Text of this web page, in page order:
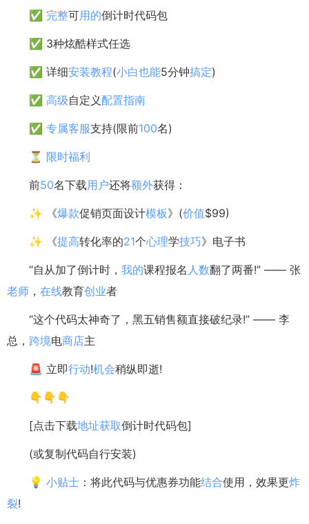
✅ 完整可用的倒计时代码包
✅ 3种炫酷样式任选
✅ 详细安装教程(小白也能5分钟搞定)
✅ 高级自定义 配置指南
✅ 专属客服支持(限前100名)
⏳ 限时福利
前50名下载用户还将额外获得：
✨ 《爆款促销页面设计模板》(价值$99)
✨ 《提高转化率的21个心理学技巧》电子书
“自从加了倒计时， 我的课程报名 人数翻了两番!” —— 张
老师 ， 在线教育创业者
“这个代码太神奇了，黑五销售额直接破纪录!” —— 李
总， 跨境电商店主
🚨 立即行动!机会稍纵即逝!
👇👇👇
[点击下载地址获取倒计时代码包]
(或复制代码自行安装)
💡 小贴士 ：将此代码与优惠券功能结合使用，效果更炸
裂!